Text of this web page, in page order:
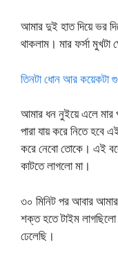
আমার দুই হাত দিয়ে ভর
থাকলাম। মার ফর্সা
তিনটা ধোন আর কয়েকটা
আমার ধন নুইয়ে এলে মার
পারা যায় করে নিতে হবে
করে নেবো তোকে। এই
কাটতে লাগলো মা।
৩০ মিনিট পর আবার
শক্ত হতে টাইম
ঢেলেছি।